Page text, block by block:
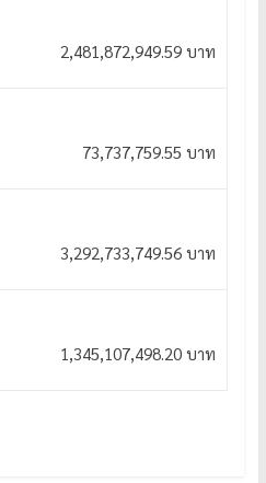
2,481,872,949.59 บาท
73,737,759.55 บาท
3,292,733,749.56 บาท
1,345,107,498.20 บาท